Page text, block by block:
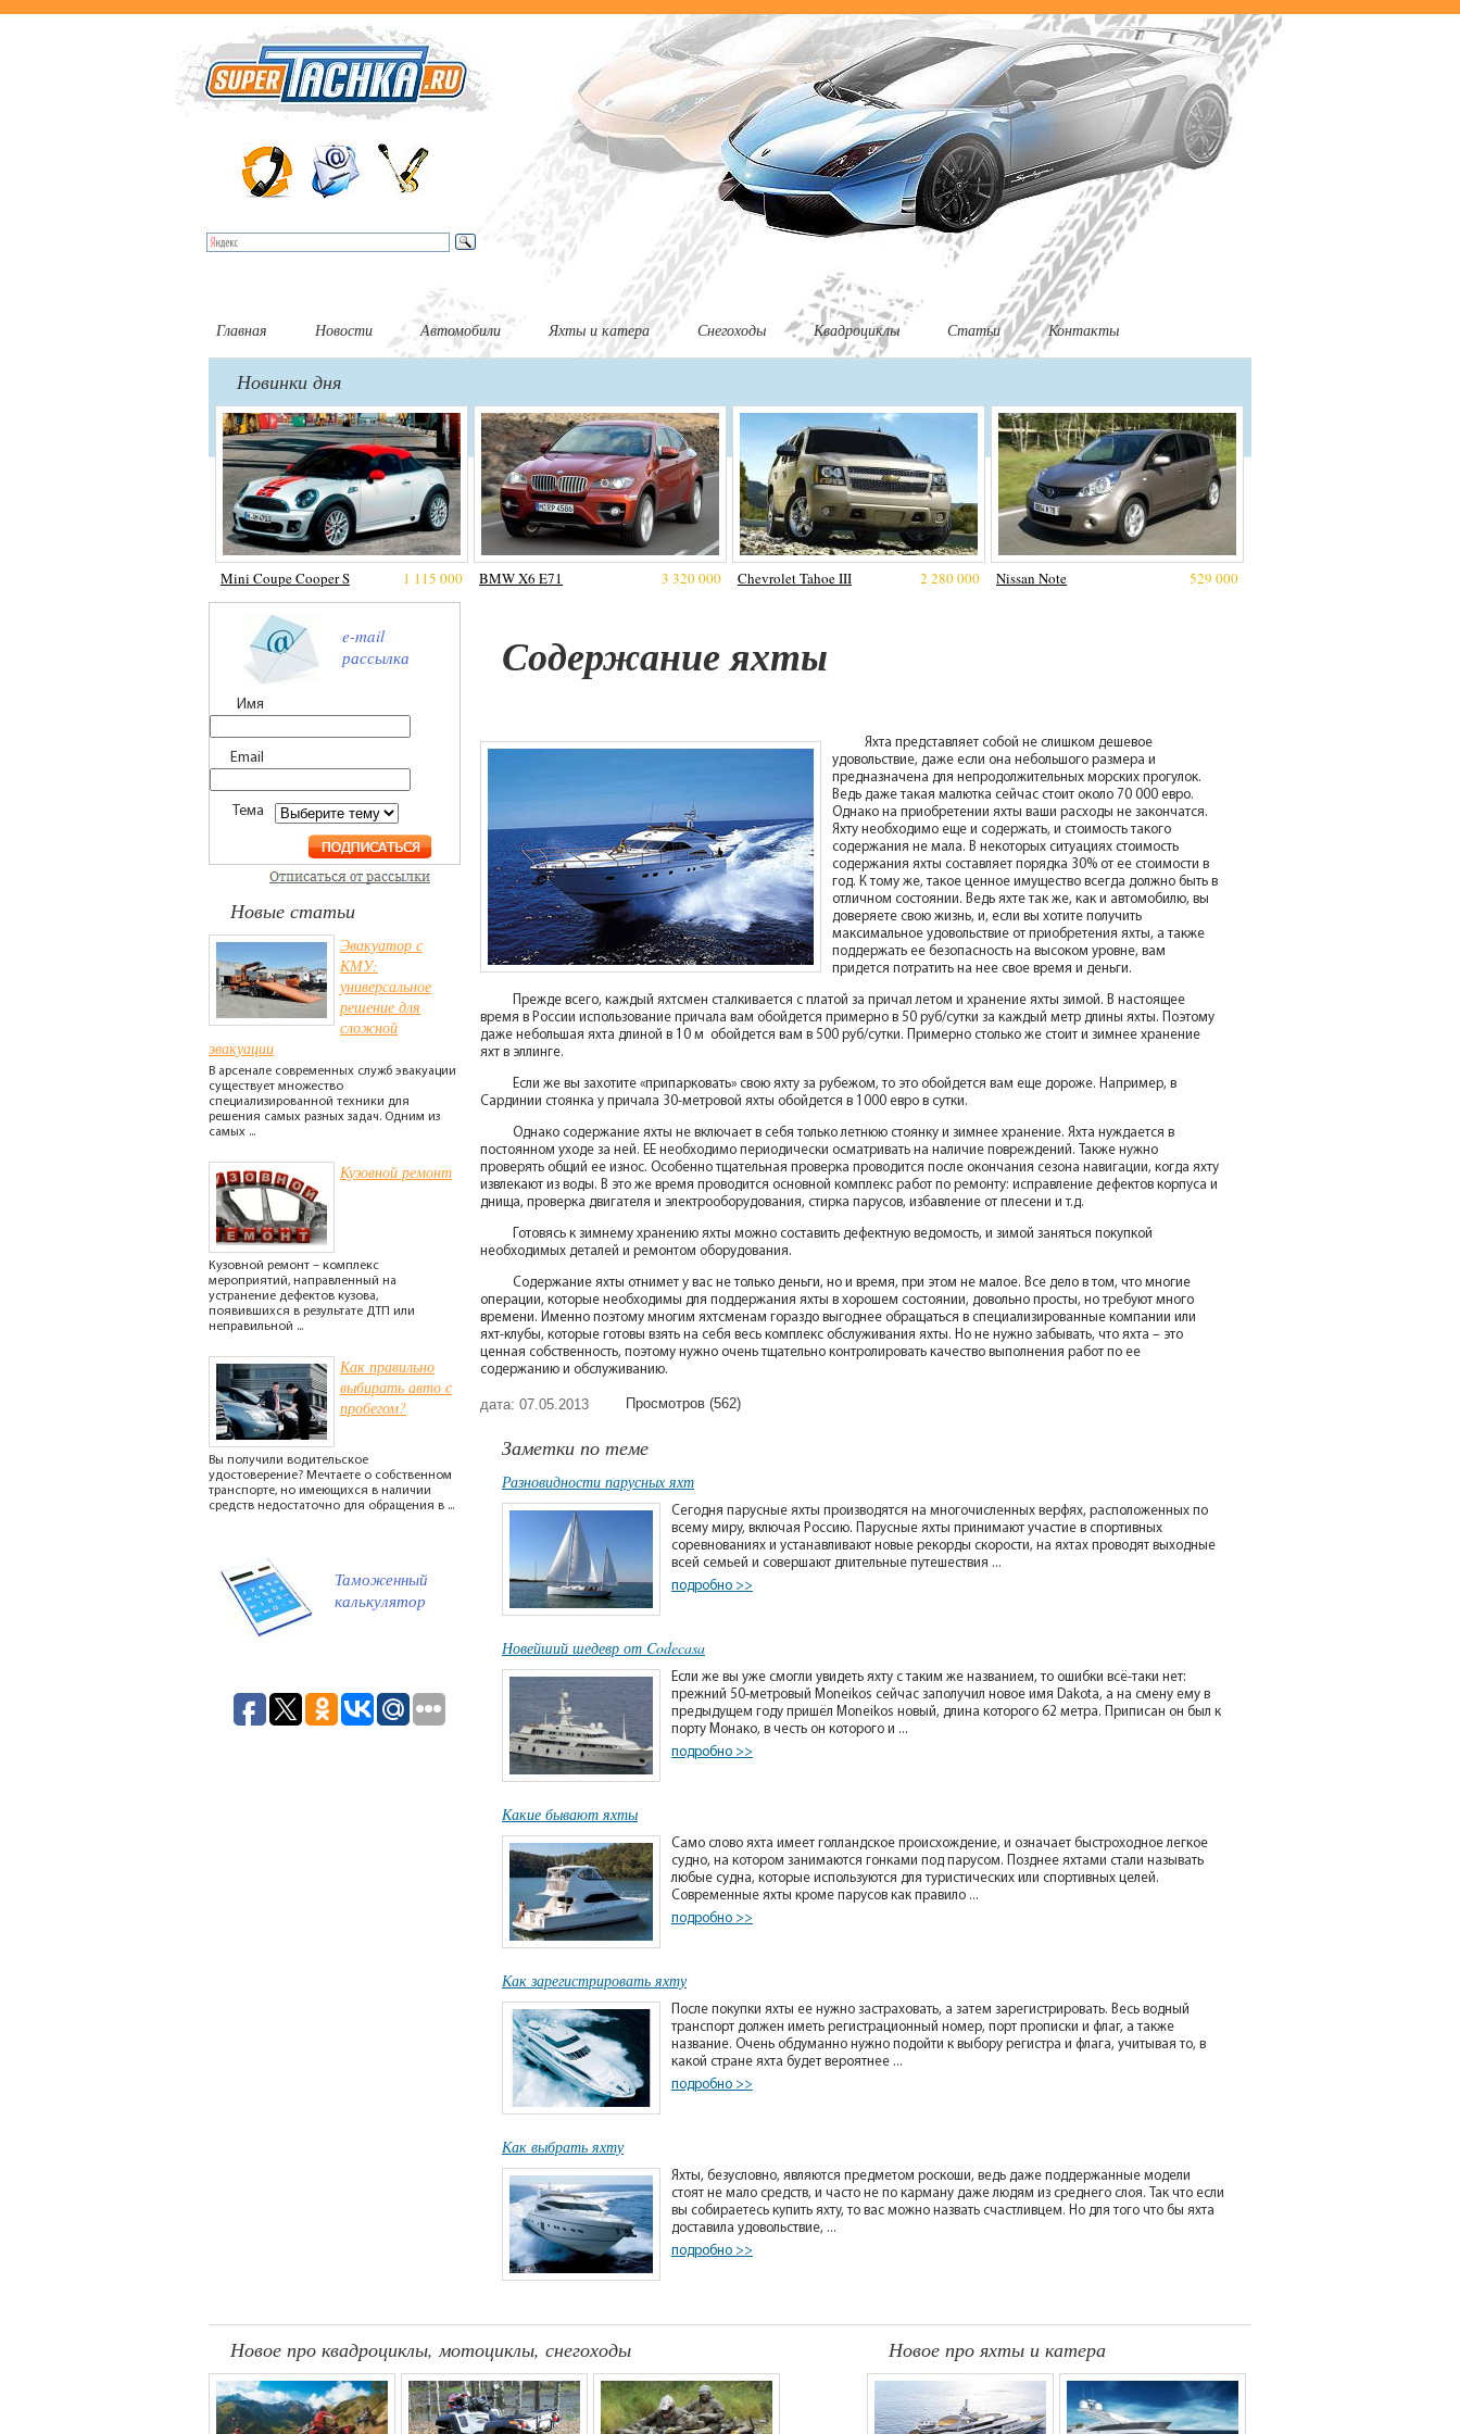
Главная Новости Автомобили Яхты и катера Снегоходы Квадроциклы Статьи Контакты
Новинки дня
Mini Coupe Cooper S 1 115 000 BMW X6 E71 3 320 000 Chevrolet Tahoe III 2 280 000 Nissan Note 529 000
e-mail
рассылка
Имя
Email
Тема
Новые статьи
Эвакуатор с
КМУ:
универсальное
решение для
сложной
эвакуации
В арсенале современных служб эвакуации
существует множество
специализированной техники для
решения самых разных задач. Одним из
самых ...
Кузовной ремонт
Кузовной ремонт – комплекс
мероприятий, направленный на
устранение дефектов кузова,
появившихся в результате ДТП или
неправильной ...
Как правильно
выбирать авто с
пробегом?
Вы получили водительское
удостоверение? Мечтаете о собственном
транспорте, но имеющихся в наличии
средств недостаточно для обращения в ...
Таможенный
калькулятор
Содержание яхты
Яхта представляет собой не слишком дешевое
удовольствие, даже если она небольшого размера и
предназначена для непродолжительных морских прогулок.
Ведь даже такая малютка сейчас стоит около 70 000 евро.
Однако на приобретении яхты ваши расходы не закончатся.
Яхту необходимо еще и содержать, и стоимость такого
содержания не мала. В некоторых ситуациях стоимость
содержания яхты составляет порядка 30% от ее стоимости в
год. К тому же, такое ценное имущество всегда должно быть в
отличном состоянии. Ведь яхте так же, как и автомобилю, вы
доверяете свою жизнь, и, если вы хотите получить
максимальное удовольствие от приобретения яхты, а также
поддержать ее безопасность на высоком уровне, вам
придется потратить на нее свое время и деньги.
Прежде всего, каждый яхтсмен сталкивается с платой за причал летом и хранение яхты зимой. В настоящее
время в России использование причала вам обойдется примерно в 50 руб/сутки за каждый метр длины яхты. Поэтому
даже небольшая яхта длиной в 10 м обойдется вам в 500 руб/сутки. Примерно столько же стоит и зимнее хранение
яхт в эллинге.
Если же вы захотите «припарковать» свою яхту за рубежом, то это обойдется вам еще дороже. Например, в
Сардинии стоянка у причала 30-метровой яхты обойдется в 1000 евро в сутки.
Однако содержание яхты не включает в себя только летнюю стоянку и зимнее хранение. Яхта нуждается в
постоянном уходе за ней. ЕЕ необходимо периодически осматривать на наличие повреждений. Также нужно
проверять общий ее износ. Особенно тщательная проверка проводится после окончания сезона навигации, когда яхту
извлекают из воды. В это же время проводится основной комплекс работ по ремонту: исправление дефектов корпуса и
днища, проверка двигателя и электрооборудования, стирка парусов, избавление от плесени и т.д.
Готовясь к зимнему хранению яхты можно составить дефектную ведомость, и зимой заняться покупкой
необходимых деталей и ремонтом оборудования.
Содержание яхты отнимет у вас не только деньги, но и время, при этом не малое. Все дело в том, что многие
операции, которые необходимы для поддержания яхты в хорошем состоянии, довольно просты, но требуют много
времени. Именно поэтому многим яхтсменам гораздо выгоднее обращаться в специализированные компании или
яхт-клубы, которые готовы взять на себя весь комплекс обслуживания яхты. Но не нужно забывать, что яхта – это
ценная собственность, поэтому нужно очень тщательно контролировать качество выполнения работ по ее
содержанию и обслуживанию.
дата: 07.05.2013 Просмотров (562)
Заметки по теме
Разновидности парусных яхт
Сегодня парусные яхты производятся на многочисленных верфях, расположенных по
всему миру, включая Россию. Парусные яхты принимают участие в спортивных
соревнованиях и устанавливают новые рекорды скорости, на яхтах проводят выходные
всей семьей и совершают длительные путешествия ...
подробно >>
Новейший шедевр от Codecasa
Если же вы уже смогли увидеть яхту с таким же названием, то ошибки всё-таки нет:
прежний 50-метровый Moneikos сейчас заполучил новое имя Dakota, а на смену ему в
предыдущем году пришёл Moneikos новый, длина которого 62 метра. Приписан он был к
порту Монако, в честь он которого и ...
подробно >>
Какие бывают яхты
Само слово яхта имеет голландское происхождение, и означает быстроходное легкое
судно, на котором занимаются гонками под парусом. Позднее яхтами стали называть
любые судна, которые используются для туристических или спортивных целей.
Современные яхты кроме парусов как правило ...
подробно >>
Как зарегистрировать яхту
После покупки яхты ее нужно застраховать, а затем зарегистрировать. Весь водный
транспорт должен иметь регистрационный номер, порт прописки и флаг, а также
название. Очень обдуманно нужно подойти к выбору регистра и флага, учитывая то, в
какой стране яхта будет вероятнее ...
подробно >>
Как выбрать яхту
Яхты, безусловно, являются предметом роскоши, ведь даже поддержанные модели
стоят не мало средств, и часто не по карману даже людям из среднего слоя. Так что если
вы собираетесь купить яхту, то вас можно назвать счастливцем. Но для того что бы яхта
доставила удовольствие, ...
подробно >>
Новое про квадроциклы, мотоциклы, снегоходы Новое про яхты и катера